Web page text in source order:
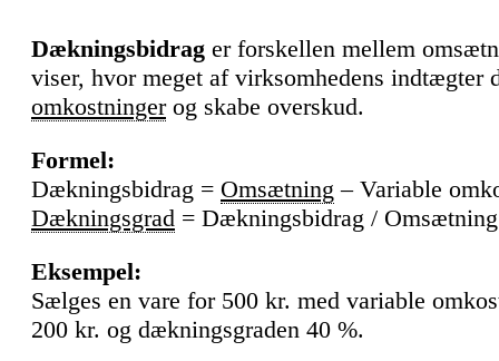
Dækningsbidrag er forskellen mellem
viser, hvor meget af virksomhedens
omkostningerog skabe overskud.
Formel:
Dækningsbidrag = Omsætning – Variable
Dækningsgrad = Dækningsbidrag /
Eksempel:
Sælges en vare for 500 kr. med variable
200 kr. og dækningsgraden 40 %.